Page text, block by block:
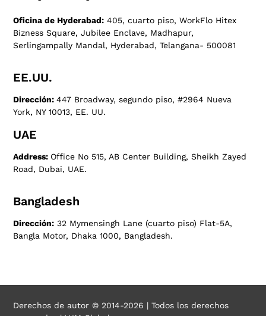
Oficina de Hyderabad: 405, cuarto piso, WorkFlo Hitex
Bizness Square, Jubilee Enclave, Madhapur,
Serlingampally Mandal, Hyderabad, Telangana- 500081
EE.UU.
Dirección:447 Broadway, segundo piso, #2964 Nueva
York, NY 10013, EE. UU.
UAE
Address: Office No 515, AB Center Building, Sheikh Zayed
Road, Dubai, UAE.
Bangladesh
Dirección: 32 Mymensingh Lane (cuarto piso) Flat-5A,
Bangla Motor, Dhaka 1000, Bangladesh.
Derechos de autor © 2014-2026 | Todos los derechos